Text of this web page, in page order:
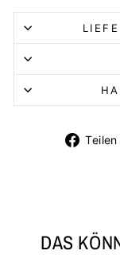
Teilen
DAS